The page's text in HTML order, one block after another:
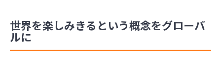
世界を楽しみきるという概念をグローバ
ルに